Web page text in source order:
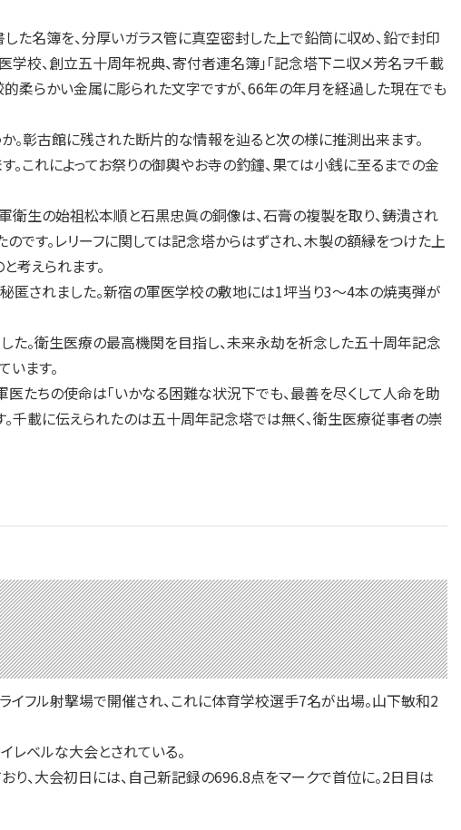
た名簿を、分厚いガラス管に真空密封した上で鉛筒に収め、鉛で封印
学校、創立五十周年祝典、寄付者連名簿」「記念塔下ニ収メ芳名ヲ千載
柔らかい金属に彫られた文字ですが、66年の年月を経過した現在でも
。彰古館に残された断片的な情報を辿ると次の様に推測出来ます。
これによってお祭りの御輿やお寺の釣鐘、果ては小銭に至るまでの金
衛生の始祖松本順と石黒忠眞の銅像は、石膏の複製を取り、鋳潰され
す。レリーフに関しては記念塔からはずされ、木製の額縁をつけた上
考えられます。
されました。新宿の軍医学校の敷地には1坪当り3～4本の焼夷弾が
。衛生医療の最高機関を目指し、未来永劫を祈念した五十周年記念
ます。
たちの使命は「いかなる困難な状況下でも、最善を尽くして人命を助
千載に伝えられたのは五十周年記念塔では無く、衛生医療従事者の崇
フル射撃場で開催され、これに体育学校選手7名が出場。山下敏和2
ベルな大会とされている。
、大会初日には、自己新記録の696.8点をマークで首位に。2日目は